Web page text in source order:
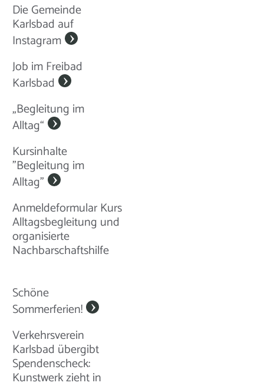
Die Gemeinde
Karlsbad auf
Instagram
Job im Freibad
Karlsbad
„Begleitung im
Alltag“
Kursinhalte
"Begleitung im
Alltag"
Anmeldeformular Kurs
Alltagsbegleitung und
organisierte
Nachbarschaftshilfe
Schöne
Sommerferien!
Verkehrsverein
Karlsbad übergibt
Spendenscheck:
Kunstwerk zieht in